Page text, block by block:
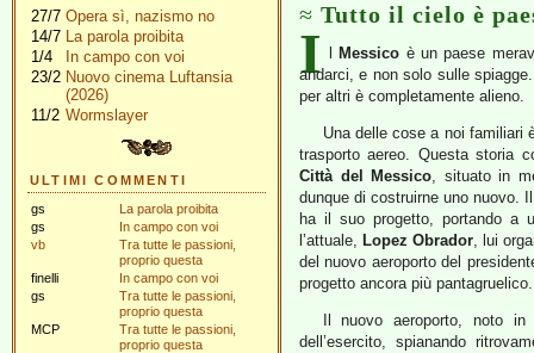
27/7 Opera sì, nazismo no
14/7 La parola proibita
1/4
In campo con voi
23/2 Nuovo cinema Luftansia
(2026)
11/2 Wormslayer
ULTIMI COMMENTI
gs
La parola proibita
gs
In campo con voi
vb
Tra tutte le passioni,
proprio questa
finelli
In campo con voi
gs
Tra tutte le passioni,
proprio questa
MCP
Tra tutte le passioni,
proprio questa
Tutto il cielo è
I Messico è un paese
andarci, e non solo sulle
per altri è completamente alieno.
Una delle cose a noi familiari
trasporto aereo. Questa storia
Città del Messico, situato in
dunque di costruirne uno nuovo.
ha il suo progetto, portando a
l’attuale, Lopez Obrador, lui
del nuovo aeroporto del
progetto ancora più pantagruelico.
Il nuovo aeroporto, noto
dell’esercito, spianando